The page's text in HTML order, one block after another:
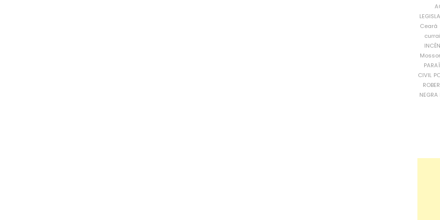
Ceará
CIVIL
NEGRA